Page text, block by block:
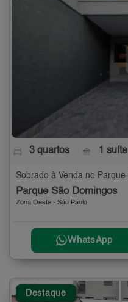
3 quartos 1 suíte
Parque São Domingos
Zona Oeste - São Paulo
WhatsApp
Destaque